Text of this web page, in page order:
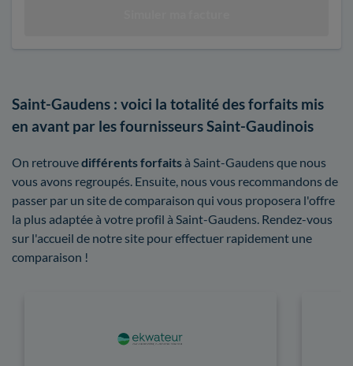
Saint-Gaudens : voici la totalité des forfaits mis
en avant par les fournisseurs Saint-Gaudinois
On retrouvedifférents forfaitsà Saint-Gaudens que nous
vous avons regroupés. Ensuite, nous vous recommandons de
passer par un site de comparaison qui vous proposera l'offre
la plus adaptée à votre profil à Saint-Gaudens. Rendez-vous
sur l'accueil de notre site pour effectuer rapidement une
comparaison !